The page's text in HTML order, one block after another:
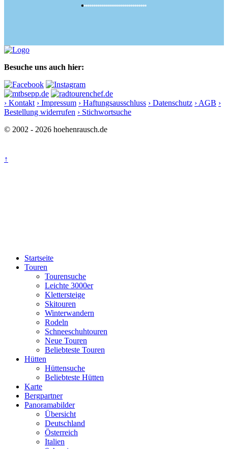
Besuche uns auch hier:
› Kontakt › Impressum › Haftungsausschluss › Datenschutz › AGB ›
Bestellung widerrufen › Stichwortsuche
© 2002 - 2026 hoehenrausch.de
↑
Startseite
Touren
Tourensuche
Leichte 3000er
Klettersteige
Skitouren
Winterwandern
Rodeln
Schneeschuhtouren
Neue Touren
Beliebteste Touren
Hütten
Hüttensuche
Beliebteste Hütten
Karte
Bergpartner
Panoramabilder
Übersicht
Deutschland
Österreich
Italien